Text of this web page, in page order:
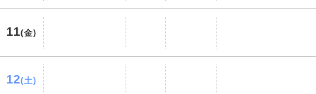
11(金)
12(土)